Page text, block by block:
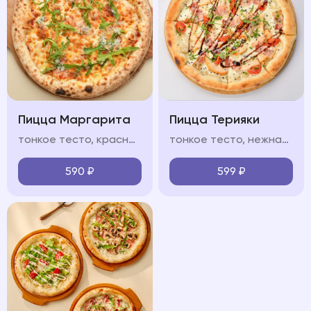
Пицца Маргарита
тонкое тесто, красный/белый соус, моцарелла, руккола, пармезан
590 ₽
Пицца Терияки
тонкое тесто, нежная курица в сладковатом соусе терияки, моцарелла, сливочный белый соус, кунжут
599 ₽